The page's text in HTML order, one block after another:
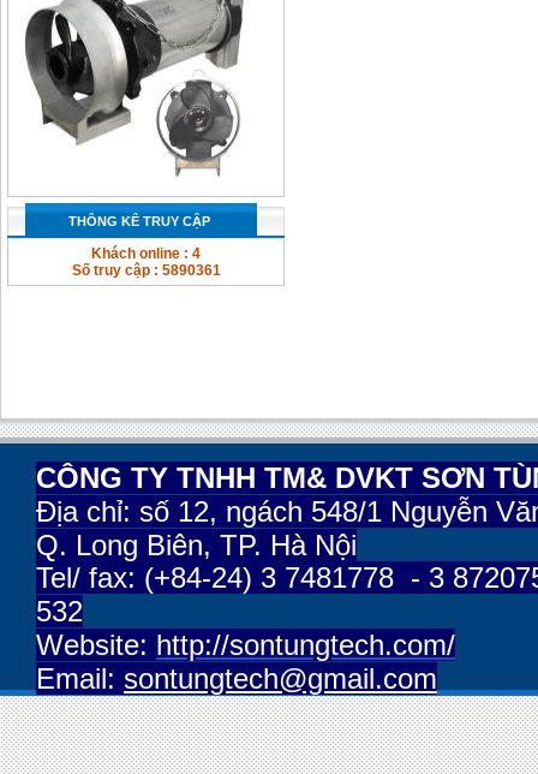
THÔNG KÊ TRUY CẬP
Khách online : 4
Số truy cập : 5890361
CÔNG TY TNHH TM& DVKT SƠN
Địa chỉ: số 12, ngách 548/1 Nguyễn
Q. Long Biên, TP. Hà Nội
Tel/ fax: (+84-24) 3 7481778 - 3
532
Website: http://sontungtech.com/
Email: sontungtech@gmail.com